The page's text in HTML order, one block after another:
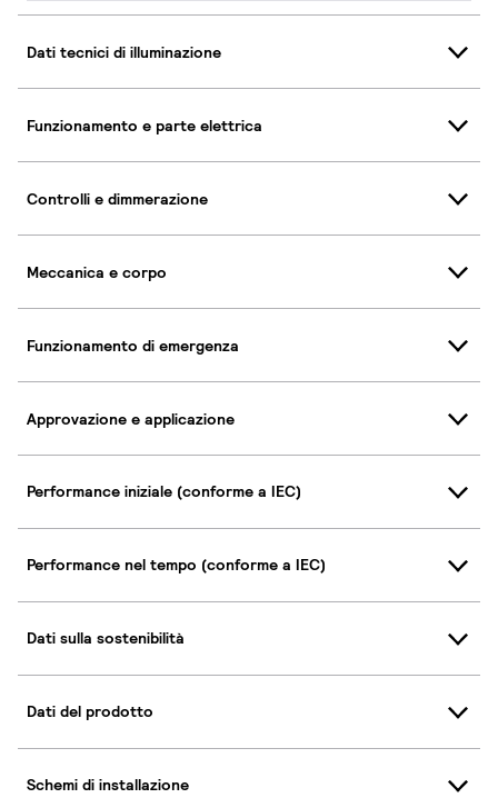
Dati tecnici di illuminazione
Funzionamento e parte elettrica
Controlli e dimmerazione
Meccanica e corpo
Funzionamento di emergenza
Approvazione e applicazione
Performance iniziale (conforme a IEC)
Performance nel tempo (conforme a IEC)
Dati sulla sostenibilità
Dati del prodotto
Schemi di installazione